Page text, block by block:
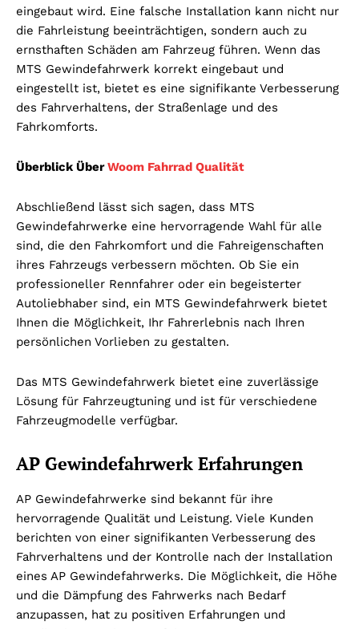
eingebaut wird. Eine falsche Installation kann nicht nur
die Fahrleistung beeinträchtigen, sondern auch zu
ernsthaften Schäden am Fahrzeug führen. Wenn das
MTS Gewindefahrwerk korrekt eingebaut und
eingestellt ist, bietet es eine signifikante Verbesserung
des Fahrverhaltens, der Straßenlage und des
Fahrkomforts.
Überblick ÜberWoom Fahrrad Qualität
Abschließend lässt sich sagen, dass MTS
Gewindefahrwerke eine hervorragende Wahl für alle
sind, die den Fahrkomfort und die Fahreigenschaften
ihres Fahrzeugs verbessern möchten. Ob Sie ein
professioneller Rennfahrer oder ein begeisterter
Autoliebhaber sind, ein MTS Gewindefahrwerk bietet
Ihnen die Möglichkeit, Ihr Fahrerlebnis nach Ihren
persönlichen Vorlieben zu gestalten.
Das MTS Gewindefahrwerk bietet eine zuverlässige
Lösung für Fahrzeugtuning und ist für verschiedene
Fahrzeugmodelle verfügbar.
AP Gewindefahrwerk Erfahrungen
AP Gewindefahrwerke sind bekannt für ihre
hervorragende Qualität und Leistung. Viele Kunden
berichten von einer signifikanten Verbesserung des
Fahrverhaltens und der Kontrolle nach der Installation
eines AP Gewindefahrwerks. Die Möglichkeit, die Höhe
und die Dämpfung des Fahrwerks nach Bedarf
anzupassen, hat zu positiven Erfahrungen und